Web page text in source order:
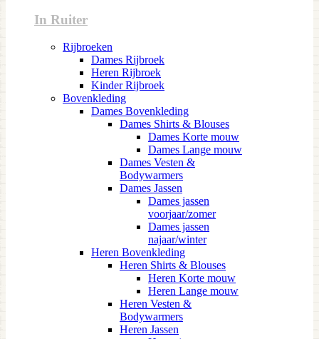
In Ruiter
Rijbroeken
Dames Rijbroek
Heren Rijbroek
Kinder Rijbroek
Bovenkleding
Dames Bovenkleding
Dames Shirts & Blouses
Dames Korte mouw
Dames Lange mouw
Dames Vesten &
Bodywarmers
Dames Jassen
Dames jassen
voorjaar/zomer
Dames jassen
najaar/winter
Heren Bovenkleding
Heren Shirts & Blouses
Heren Korte mouw
Heren Lange mouw
Heren Vesten &
Bodywarmers
Heren Jassen